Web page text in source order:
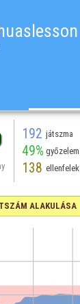
192 játszma
49% győzelem
138
ALAKULÁSA